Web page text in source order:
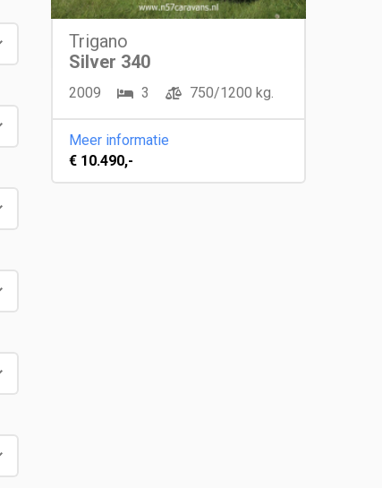
Trigano
Silver 340
2009 3 750/1200 kg.
Meer informatie
€ 10.490,-